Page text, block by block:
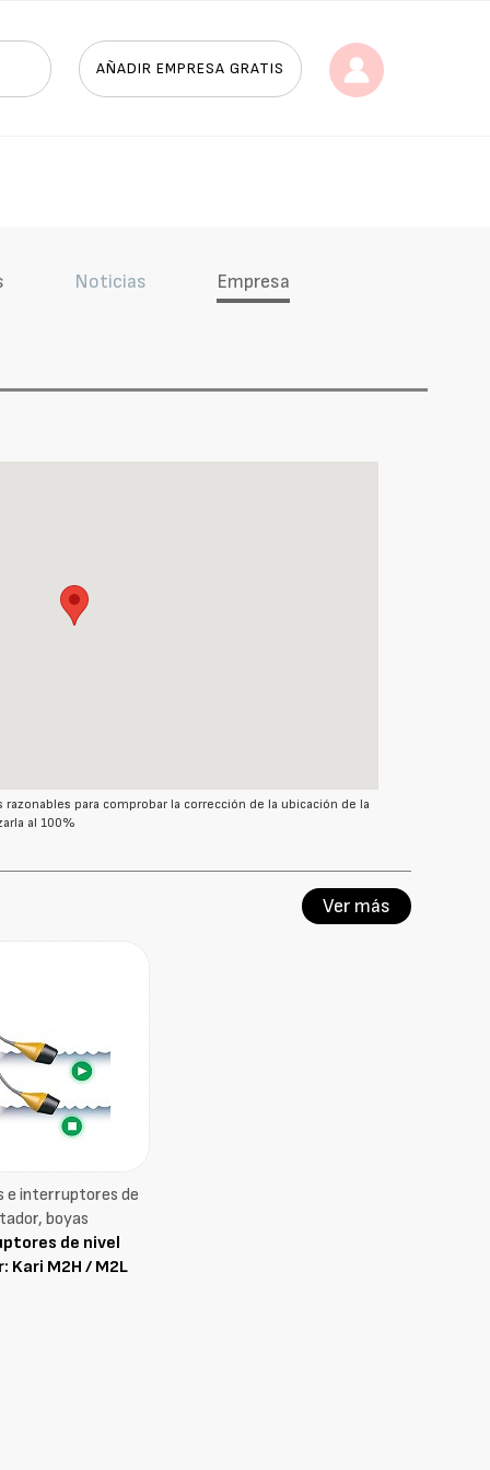
AÑADIR EMPRESA GRATIS
Noticias Empresa
para comprobar la corrección de la ubicación de la
al 100%
Ver más
e interruptores de
boyas
de nivel
Kari M2H / M2L